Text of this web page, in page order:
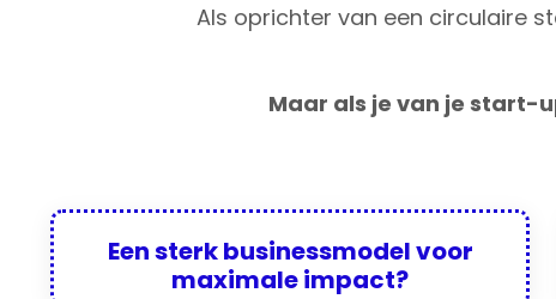
Als oprichter van een circulaire
Maar als je van je start-
Een sterk businessmodel voor
maximale impact?